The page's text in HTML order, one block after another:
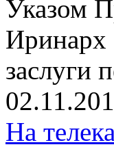
Указом
Иринарх
заслуги
На